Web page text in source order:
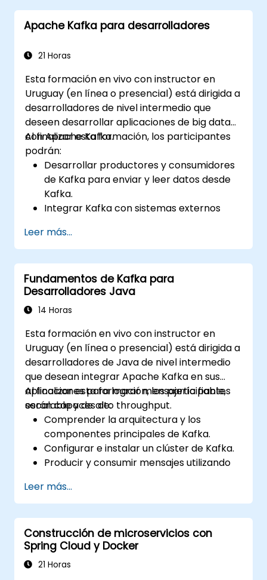
Apache Kafka para desarrolladores
21 Horas
Esta formación en vivo con instructor en
Uruguay (en línea o presencial) está dirigida a
desarrolladores de nivel intermedio que
deseen desarrollar aplicaciones de big data
con Apache Kafka.
Al finalizar esta formación, los participantes
podrán:
Desarrollar productores y consumidores
de Kafka para enviar y leer datos desde
Kafka.
Integrar Kafka con sistemas externos
Escribir aplicaciones de streaming con
Kafka Streams & ksqlDB.
Integrar una aplicación cliente de Kafka
con Confluent Cloud para
implementaciones de Kafka en la nube.
Adquirir experiencia práctica a través de
Leer más...
Fundamentos de Kafka para
Desarrolladores Java
14 Horas
Esta formación en vivo con instructor en
Uruguay (en línea o presencial) está dirigida a
desarrolladores de Java de nivel intermedio
que desean integrar Apache Kafka en sus
aplicaciones para lograr mensajería fiable,
escalable y de alto throughput.
Al finalizar esta formación, los participantes
serán capaces de:
Comprender la arquitectura y los
componentes principales de Kafka.
Configurar e instalar un clúster de Kafka.
Producir y consumir mensajes utilizando
Implementar Kafka Streams para el
procesamiento de datos en tiempo real.
Asegurar la tolerancia a fallos y la
escalabilidad en las aplicaciones de
Kafka.
Leer más...
Construcción de microservicios con
Spring Cloud y Docker
21 Horas